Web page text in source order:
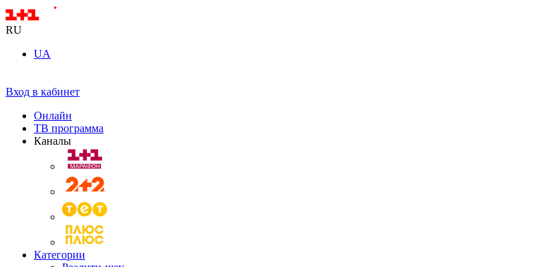
RU
UA
Вход в кабинет
Онлайн
ТВ программа
Каналы
Категории